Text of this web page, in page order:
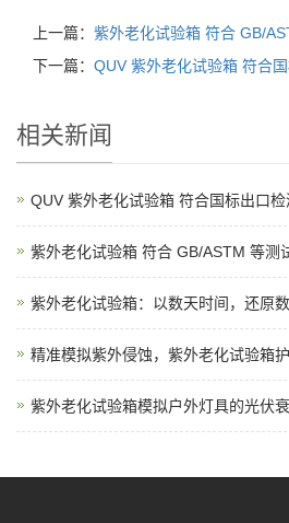
上一篇： 紫外老化试验箱 符合 GB/
下一篇： QUV 紫外老化试验箱 符合
相关新闻
QUV 紫外老化试验箱 符合国标出口检
紫外老化试验箱 符合 GB/ASTM 等测
紫外老化试验箱：以数天时间，还原
精准模拟紫外侵蚀，紫外老化试验箱
紫外老化试验箱模拟户外灯具的光伏